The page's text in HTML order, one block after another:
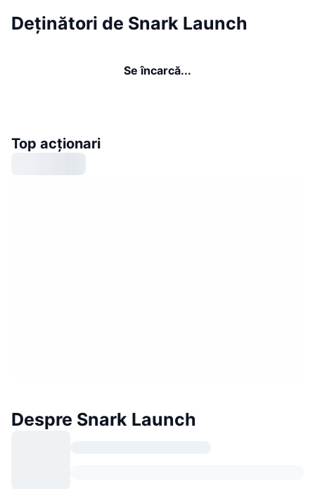
Deținători de Snark Launch
Se încarcă...
Top acționari
Despre Snark Launch